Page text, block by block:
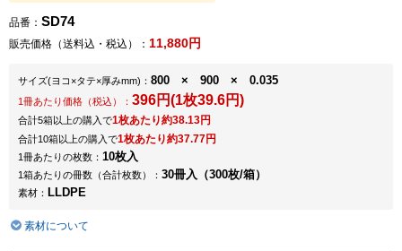
品番： SD74
販売価格（送料込・税込）： 11,880円
サイズ(ヨコ×タテ×厚みmm) ： 800 × 900 × 0.035
1冊あたり価格（税込）： 396円(1枚39.6円)
合計5箱以上の購入で1枚あたり約38.13円
合計10箱以上の購入で1枚あたり約37.77円
1冊あたりの枚数： 10枚入
1箱あたりの冊数（合計枚数）： 30冊入（300枚/箱）
素材： LLDPE
素材について